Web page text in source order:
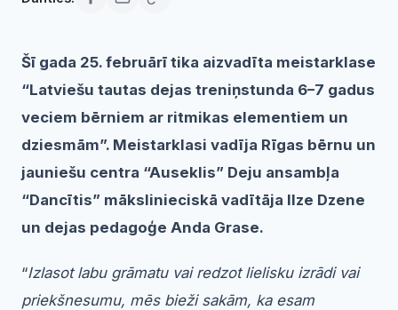
Šī gada 25. februārī tika aizvadīta meistarklase
“Latviešu tautas dejas treniņstunda 6–7 gadus
veciem bērniem ar ritmikas elementiem un
dziesmām”. Meistarklasi vadīja Rīgas bērnu un
jauniešu centra “Auseklis” Deju ansambļa
“Dancītis” mākslinieciskā vadītāja Ilze Dzene
un dejas pedagoģe Anda Grase.
“Izlasot labu grāmatu vai redzot lielisku izrādi vai
priekšnesumu, mēs bieži sakām, ka esam